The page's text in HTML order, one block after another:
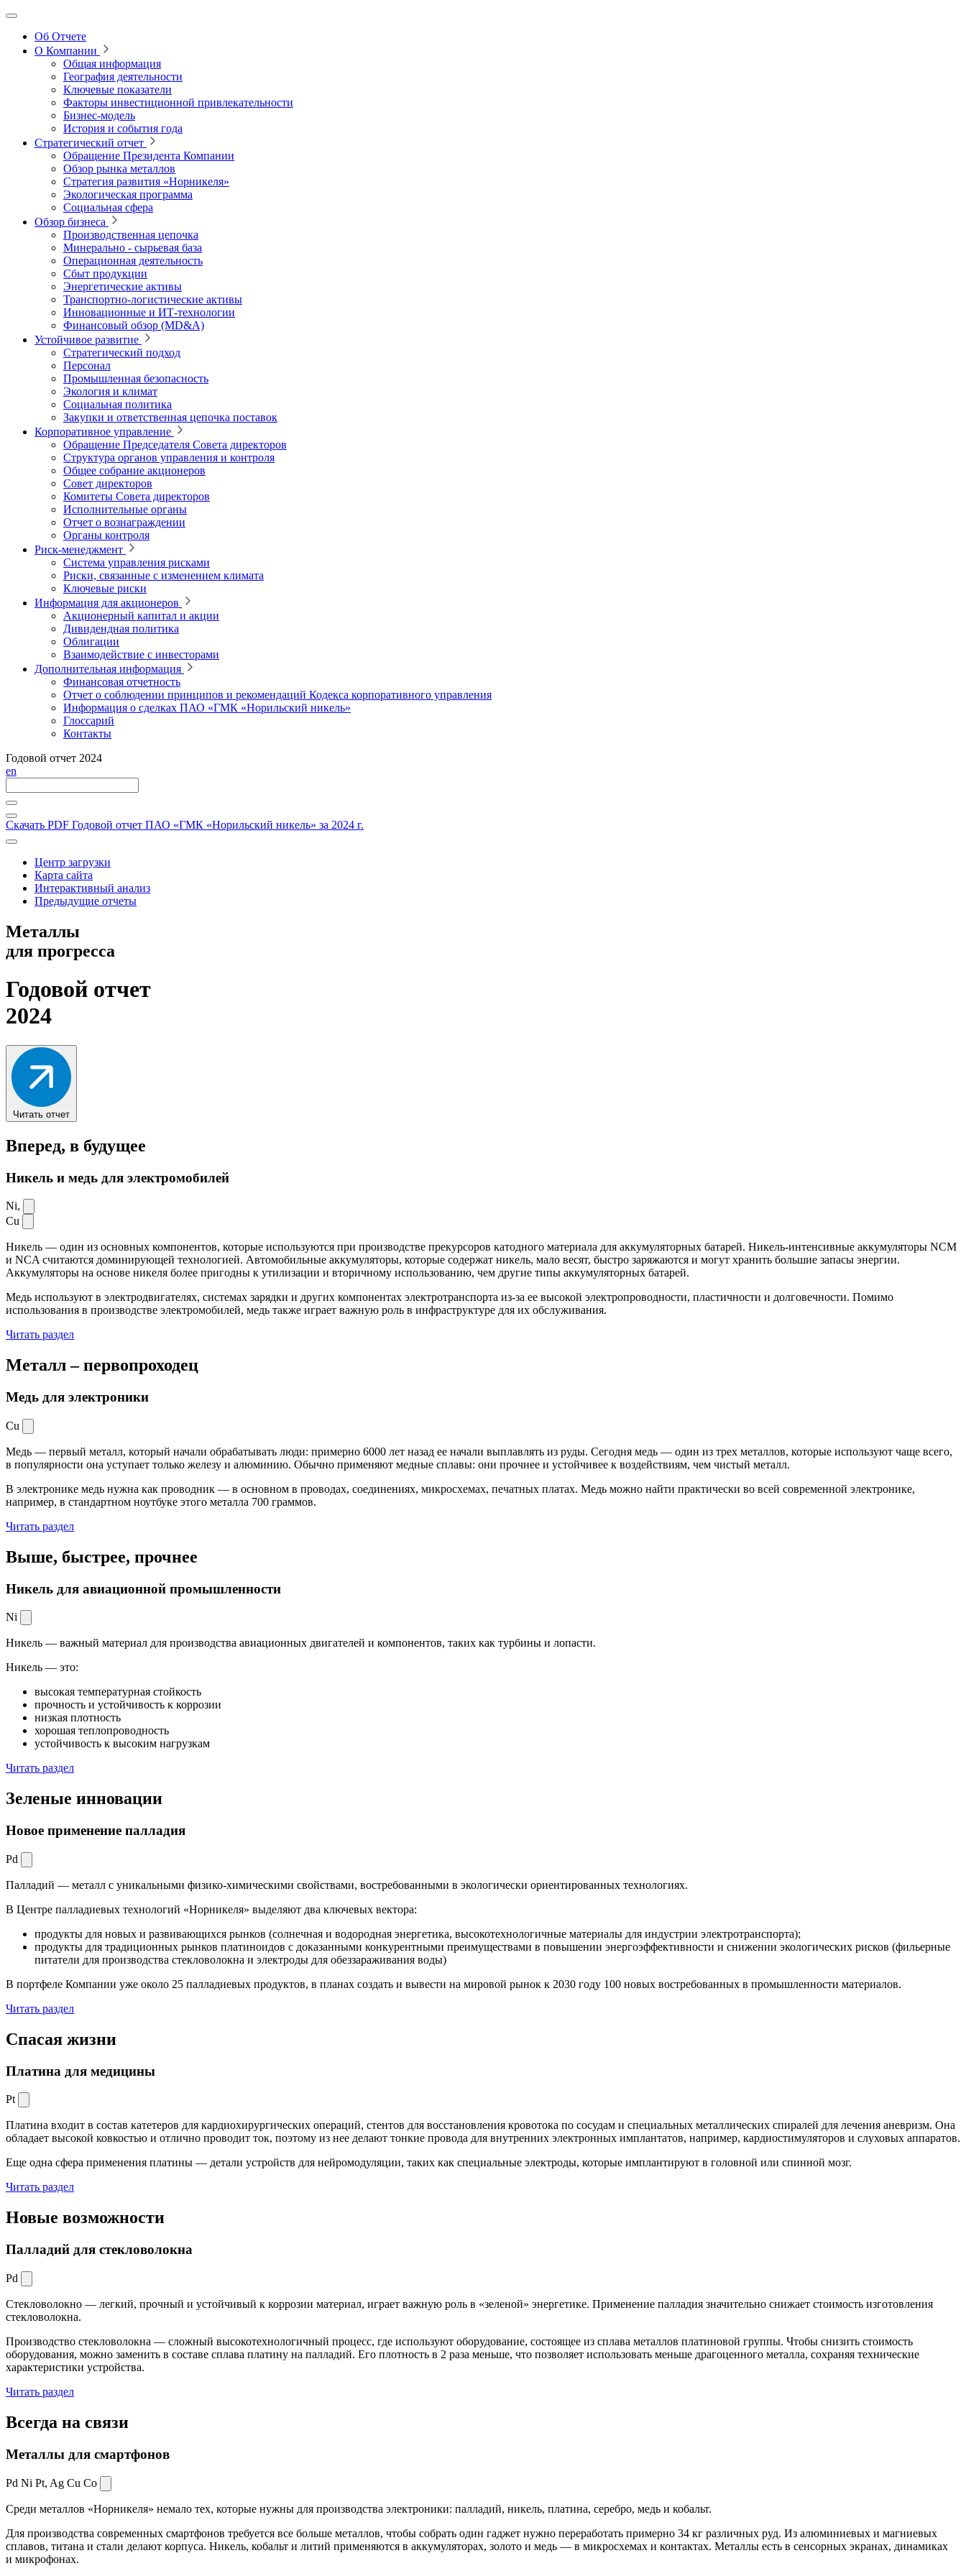
Об Отчете
О Компании
Общая информация
География деятельности
Ключевые показатели
Факторы инвестиционной привлекательности
Бизнес-модель
История и события года
Стратегический отчет
Обращение Президента Компании
Обзор рынка металлов
Стратегия развития «Норникеля»
Экологическая программа
Социальная сфера
Обзор бизнеса
Производственная цепочка
Минерально ‑ сырьевая база
Операционная деятельность
Сбыт продукции
Энергетические активы
Транспортно-логистические активы
Инновационные и ИТ‑технологии
Финансовый обзор (MD&A)
Устойчивое развитие
Стратегический подход
Персонал
Промышленная безопасность
Экология и климат
Социальная политика
Закупки и ответственная цепочка поставок
Корпоративное управление
Обращение Председателя Совета директоров
Структура органов управления и контроля
Общее собрание акционеров
Совет директоров
Комитеты Совета директоров
Исполнительные органы
Отчет о вознаграждении
Органы контроля
Риск-менеджмент
Система управления рисками
Риски, связанные с изменением климата
Ключевые риски
Информация для акционеров
Акционерный капитал и акции
Дивидендная политика
Облигации
Взаимодействие с инвесторами
Дополнительная информация
Финансовая отчетность
Отчет о соблюдении принципов и рекомендаций Кодекса корпоративного управления
Информация о сделках ПАО «ГМК «Норильский никель»
Глоссарий
Контакты
Годовой отчет 2024
en
Скачать PDF Годовой отчет ПАО «ГМК «Норильский никель» за 2024 г.
Центр загрузки
Карта сайта
Интерактивный анализ
Предыдущие отчеты
Металлы
для прогресса
Годовой отчет
2024
Читать отчет
Вперед, в будущее
Никель и медь для электромобилей
Ni,
Cu
Никель — один из основных компонентов, которые используются при производстве прекурсоров катодного материала для аккумуляторных батарей. Никель-интенсивные аккумуляторы NCM
и NCA считаются доминирующей технологией. Автомобильные аккумуляторы, которые содержат никель, мало весят, быстро заряжаются и могут хранить большие запасы энергии.
Аккумуляторы на основе никеля более пригодны к утилизации и вторичному использованию, чем другие типы аккумуляторных батарей.
Медь используют в электродвигателях, системах зарядки и других компонентах электротранспорта из-за ее высокой электропроводности, пластичности и долговечности. Помимо
использования в производстве электромобилей, медь также играет важную роль в инфраструктуре для их обслуживания.
Читать раздел
Металл –первопроходец
Медь для электроники
Cu
Медь — первый металл, который начали обрабатывать люди: примерно 6000 лет назад ее начали выплавлять из руды. Сегодня медь — один из трех металлов, которые используют чаще всего,
в популярности она уступает только железу и алюминию. Обычно применяют медные сплавы: они прочнее и устойчивее к воздействиям, чем чистый металл.
В электронике медь нужна как проводник — в основном в проводах, соединениях, микросхемах, печатных платах. Медь можно найти практически во всей современной электронике,
например, в стандартном ноутбуке этого металла 700 граммов.
Читать раздел
Выше, быстрее, прочнее
Никель для авиационной промышленности
Ni
Никель — важный материал для производства авиационных двигателей и компонентов, таких как турбины и лопасти.
Никель — это:
высокая температурная стойкость
прочность и устойчивость к коррозии
низкая плотность
хорошая теплопроводность
устойчивость к высоким нагрузкам
Читать раздел
Зеленые инновации
Новое применение палладия
Pd
Палладий — металл с уникальными физико-химическими свойствами, востребованными в экологически ориентированных технологиях.
В Центре палладиевых технологий «Норникеля» выделяют два ключевых вектора:
продукты для новых и развивающихся рынков (солнечная и водородная энергетика, высокотехнологичные материалы для индустрии электротранспорта);
продукты для традиционных рынков платиноидов с доказанными конкурентными преимуществами в повышении энергоэффективности и снижении экологических рисков (фильерные
питатели для производства стекловолокна и электроды для обеззараживания воды)
В портфеле Компании уже около 25 палладиевых продуктов, в планах создать и вывести на мировой рынок к 2030 году 100 новых востребованных в промышленности материалов.
Читать раздел
Спасая жизни
Платина для медицины
Pt
Платина входит в состав катетеров для кардиохирургических операций, стентов для восстановления кровотока по сосудам и специальных металлических спиралей для лечения аневризм. Она
обладает высокой ковкостью и отлично проводит ток, поэтому из нее делают тонкие провода для внутренних электронных имплантатов, например, кардиостимуляторов и слуховых аппаратов.
Еще одна сфера применения платины — детали устройств для нейромодуляции, таких как специальные электроды, которые имплантируют в головной или спинной мозг.
Читать раздел
Новые возможности
Палладий для стекловолокна
Pd
Стекловолокно — легкий, прочный и устойчивый к коррозии материал, играет важную роль в «зеленой» энергетике. Применение палладия значительно снижает стоимость изготовления
стекловолокна.
Производство стекловолокна — сложный высокотехнологичный процесс, где используют оборудование, состоящее из сплава металлов платиновой группы. Чтобы снизить стоимость
оборудования, можно заменить в составе сплава платину на палладий. Его плотность в 2 раза меньше, что позволяет использовать меньше драгоценного металла, сохраняя технические
характеристики устройства.
Читать раздел
Всегда на связи
Металлы для смартфонов
Pd Ni Pt, Ag Cu Co
Среди металлов «Норникеля» немало тех, которые нужны для производства электроники: палладий, никель, платина, серебро, медь и кобальт.
Для производства современных смартфонов требуется все больше металлов, чтобы собрать один гаджет нужно переработать примерно 34 кг различных руд. Из алюминиевых и магниевых
сплавов, титана и стали делают корпуса. Никель, кобальт и литий применяются в аккумуляторах, золото и медь — в микросхемах и контактах. Металлы есть в сенсорных экранах, динамиках
и микрофонах.